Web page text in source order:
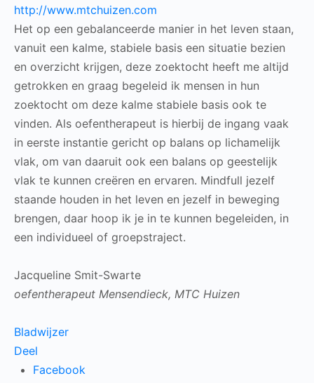
http://www.mtchuizen.com
Het op een gebalanceerde manier in het leven staan,
vanuit een kalme, stabiele basis een situatie bezien
en overzicht krijgen, deze zoektocht heeft me altijd
getrokken en graag begeleid ik mensen in hun
zoektocht om deze kalme stabiele basis ook te
vinden. Als oefentherapeut is hierbij de ingang vaak
in eerste instantie gericht op balans op lichamelijk
vlak, om van daaruit ook een balans op geestelijk
vlak te kunnen creëren en ervaren. Mindfull jezelf
staande houden in het leven en jezelf in beweging
brengen, daar hoop ik je in te kunnen begeleiden, in
een individueel of groepstraject.
Jacqueline Smit-Swarte
oefentherapeut Mensendieck, MTC Huizen
Bladwijzer
Deel
Facebook